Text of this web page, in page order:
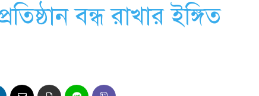
বন্ধ রাখার ইঙ্গিত